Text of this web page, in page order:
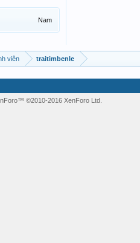
Nam
viên traitimbenle
©2010-2016 XenForo Ltd.